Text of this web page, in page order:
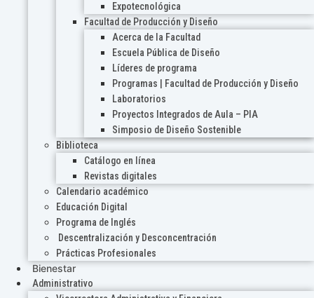
Expotecnológica
Facultad de Producción y Diseño
Acerca de la Facultad
Escuela Pública de Diseño
Líderes de programa
Programas | Facultad de Producción y Diseño
Laboratorios
Proyectos Integrados de Aula – PIA
Simposio de Diseño Sostenible
Biblioteca
Catálogo en línea
Revistas digitales
Calendario académico
Educación Digital
Programa de Inglés
Descentralización y Desconcentración
Prácticas Profesionales
Bienestar
Administrativo